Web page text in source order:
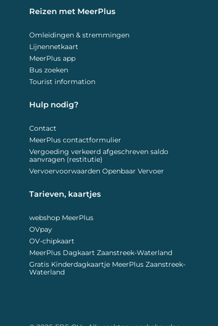
Reizen met MeerPlus
Omleidingen & stremmingen
Lijnennetkaart
MeerPlus app
Bus zoeken
Tourist information
Hulp nodig?
Contact
MeerPlus contactformulier
Vergoeding verkeerd afgeschreven saldo
aanvragen (restitutie)
Vervoervoorwaarden Openbaar Vervoer
Tarieven, kaartjes
webshop MeerPlus
OVpay
OV-chipkaart
MeerPlus Dagkaart Zaanstreek-Waterland
Gratis Kinderdagkaartje MeerPlus Zaanstreek-
Waterland